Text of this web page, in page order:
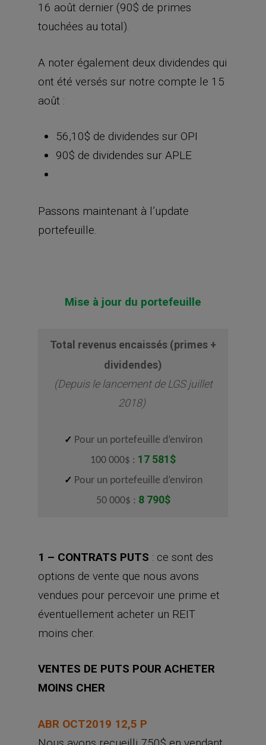
16 août dernier (90$ de primes
touchées au total).
A noter également deux dividendes qui
ont été versés sur notre compte le 15
août :
56,10$ de dividendes sur OPI
90$ de dividendes sur APLE
Passons maintenant à l’update
portefeuille.
Mise à jour du portefeuille
Total revenus encaissés (primes +
dividendes)
(Depuis le lancement de LGS juillet
2018)
✓ Pour un portefeuille d’environ
100 000$ : 17 581$
✓ Pour un portefeuille d’environ
50 000$ : 8 790$
1 – CONTRATS PUTS : ce sont des
options de vente que nous avons
vendues pour percevoir une prime et
éventuellement acheter un REIT
moins cher.
VENTES DE PUTS POUR ACHETER
MOINS CHER
ABR OCT2019 12,5 P